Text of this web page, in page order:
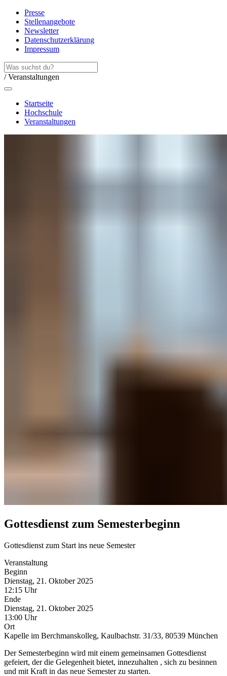
Presse
Stellenangebote
Newsletter
Datenschutzerklärung
Impressum
/ Veranstaltungen
Startseite
Hochschule
Veranstaltungen
Gottesdienst zum Semesterbeginn
Gottesdienst zum Start ins neue Semester
Veranstaltung
Beginn
Dienstag, 21. Oktober 2025
12:15 Uhr
Ende
Dienstag, 21. Oktober 2025
13:00 Uhr
Ort
Kapelle im Berchmanskolleg, Kaulbachstr. 31/33, 80539 München
Der Semesterbeginn wird mit einem gemeinsamen Gottesdienst
gefeiert, der die Gelegenheit bietet, innezuhalten , sich zu besinnen
und mit Kraft in das neue Semester zu starten.